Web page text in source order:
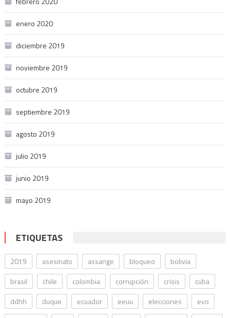
enero 2020
diciembre 2019
noviembre 2019
octubre 2019
septiembre 2019
agosto 2019
julio 2019
junio 2019
mayo 2019
ETIQUETAS
2019 asesinato assange bloqueo
bolivia
brasil
chile colombia corrupción crisis
cuba
ddhh
duque ecuador eeuu elecciones
evo